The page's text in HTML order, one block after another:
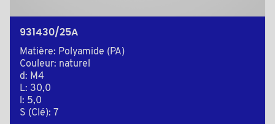
931430/25A
Matière: Polyamide (PA)
Couleur: naturel
d: M4
L: 30,0
l: 5,0
S (Clé): 7